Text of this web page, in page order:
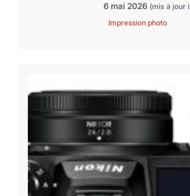
6 mai 2026 (mis à jour
Impression photo